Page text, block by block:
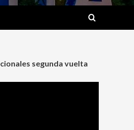
segunda vuelta